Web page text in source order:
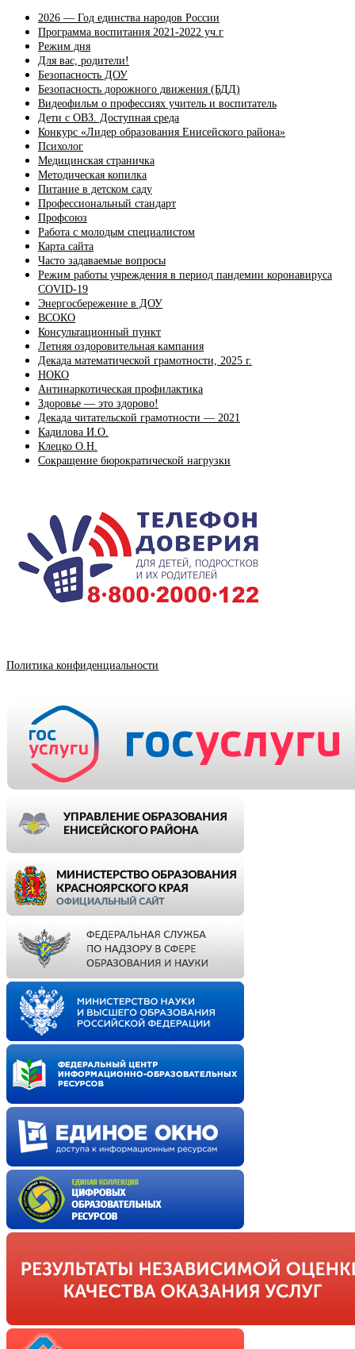
2026 — Год единства народов России
Программа воспитания 2021-2022 уч.г
Режим дня
Для вас, родители!
Безопасность ДОУ
Безопасность дорожного движения (БДД)
Видеофильм о профессиях учитель и воспитатель
Дети с ОВЗ. Доступная среда
Конкурс «Лидер образования Енисейского района»
Психолог
Медицинская страничка
Методическая копилка
Питание в детском саду
Профессиональный стандарт
Профсоюз
Работа с молодым специалистом
Карта сайта
Часто задаваемые вопросы
Режим работы учреждения в период пандемии коронавируса
COVID-19
Энергосбережение в ДОУ
ВСОКО
Консультационный пункт
Летняя оздоровительная кампания
Декада математической грамотности, 2025 г.
НОКО
Антинаркотическая профилактика
Здоровье — это здорово!
Декада читательской грамотности — 2021
Кадилова И.О.
Клецко О.Н.
Сокращение бюрократической нагрузки
Политика конфиденциальности